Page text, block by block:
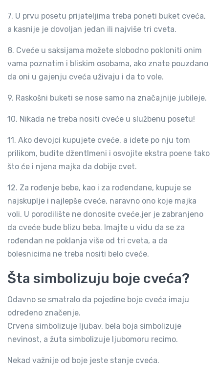
7. U prvu posetu prijateljima treba poneti buket cveća,
a kasnije je dovoljan jedan ili najviše tri cveta.
8. Cveće u saksijama možete slobodno pokloniti onim
vama poznatim i bliskim osobama, ako znate pouzdano
da oni u gajenju cveća uživaju i da to vole.
9. Raskošni buketi se nose samo na značajnije jubileje.
10. Nikada ne treba nositi cveće u službenu posetu!
11. Ako devojci kupujete cveće, a idete po nju tom
prilikom, budite džentlmeni i osvojite ekstra poene tako
što će i njena majka da dobije cvet.
12. Za rođenje bebe, kao i za rođendane, kupuje se
najskuplje i najlepše cveće, naravno ono koje majka
voli. U porodilište ne donosite cveće,jer je zabranjeno
da cveće bude blizu beba. Imajte u vidu da se za
rođendan ne poklanja više od tri cveta, a da
bolesnicima ne treba nositi belo cveće.
Šta simbolizuju boje cveća?
Odavno se smatralo da pojedine boje cveća imaju
određeno značenje.
Crvena simbolizuje ljubav, bela boja simbolizuje
nevinost, a žuta simbolizuje ljubomoru recimo.
Nekad važnije od boje jeste stanje cveća.